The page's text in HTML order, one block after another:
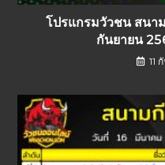
โปรแกรมวัวชน สนา
กันยายน
11